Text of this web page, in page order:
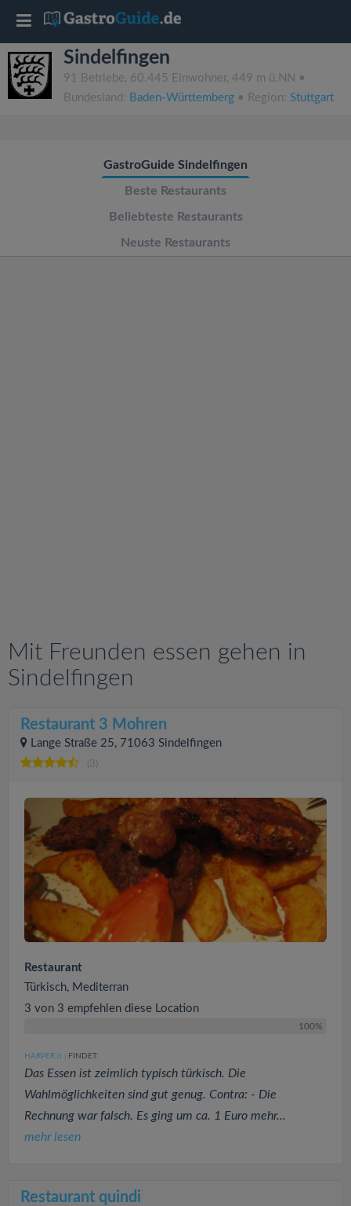
Sindelfingen
91 Betriebe, 60.445 Einwohner, 449 m ü.NN •
Bundesland: Baden-Württemberg • Region: Stuttgart
GastroGuide Sindelfingen
Beste Restaurants
Beliebteste Restaurants
Neuste Restaurants
Mit Freunden essen gehen in
Sindelfingen
Restaurant 3 Mohren
Lange Straße 25, 71063 Sindelfingen
(3)
Restaurant
Türkisch, Mediterran
3 von 3 empfehlen diese Location
100%
HARPER (1 ) FINDET:
Das Essen ist zeimlich typisch türkisch. Die
Wahlmöglichkeiten sind gut genug. Contra: - Die
Rechnung war falsch. Es ging um ca. 1 Euro mehr...
mehr lesen
Restaurant quindi
T
o
g
n